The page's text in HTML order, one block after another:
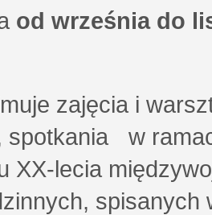
od września do
zajęcia i
spotkania w
XX-lecia